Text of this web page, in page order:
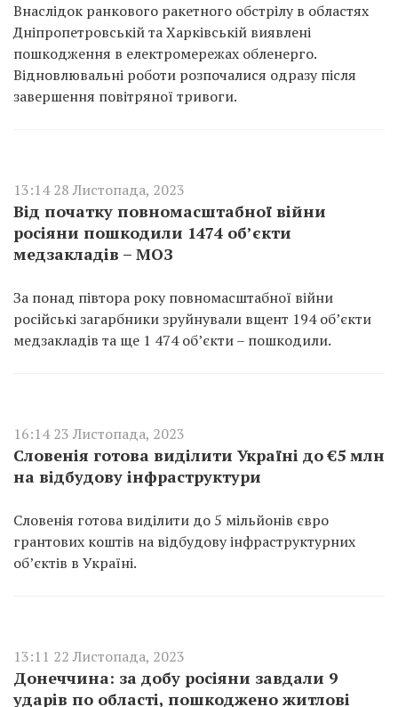
Внаслідок ранкового ракетного обстрілу в областях
Дніпропетровській та Харківській виявлені
пошкодження в електромережах обленерго.
Відновлювальні роботи розпочалися одразу після
завершення повітряної тривоги.
13:14 28 Листопада, 2023
Від початку повномасштабної війни
росіяни пошкодили 1474 об’єкти
медзакладів – МОЗ
За понад півтора року повномасштабної війни
російські загарбники зруйнували вщент 194 обʼєкти
медзакладів та ще 1 474 обʼєкти – пошкодили.
16:14 23 Листопада, 2023
Словенія готова виділити Україні до €5 млн
на відбудову інфраструктури
Словенія готова виділити до 5 мільйонів євро
грантових коштів на відбудову інфраструктурних
обʼєктів в Україні.
13:11 22 Листопада, 2023
Донеччина: за добу росіяни завдали 9
ударів по області, пошкоджено житлові